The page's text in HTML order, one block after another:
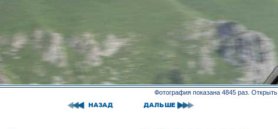
Фотография показана 4845 раз. Открыть